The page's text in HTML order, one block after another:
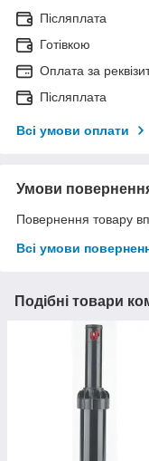
Післяплата
Готівкою
Оплата за
Післяплата
Всі умови оплати
Умови
Повернення товару
Всі умови
Подібні товари